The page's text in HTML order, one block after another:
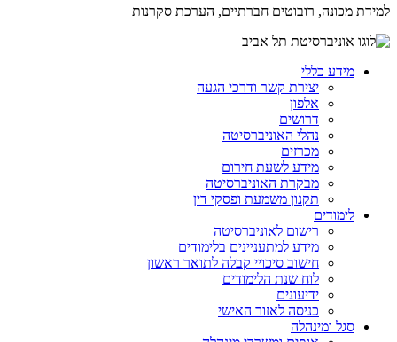
למידת מכונה, רובוטים חברתיים, הערכת סקרנות
מידע כללי
יצירת קשר ודרכי הגעה
אלפון
דרושים
נהלי האוניברסיטה
מכרזים
מידע לשעת חירום
מבקרת האוניברסיטה
תקנון משמעת ופסקי דין
לימודים
רישום לאוניברסיטה
מידע למתעניינים בלימודים
חישוב סיכויי קבלה לתואר ראשון
לוח שנת הלימודים
ידיעונים
כניסה לאזור האישי
סגל ומינהלה